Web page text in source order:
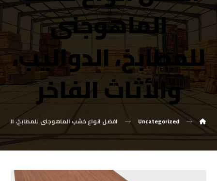
الماهوجنى
للمطابخ، الدواليب،
والأثاث الفاخر
Uncategorized افضل انواع خشب الماهوجنى للمطابخ،